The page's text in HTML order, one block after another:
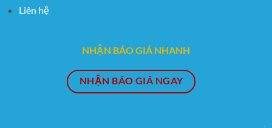
Liên hệ
NHẬN BÁO GIÁ NHANH
NHẬN BÁO GIÁ NGAY